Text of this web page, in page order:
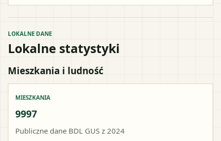
LOKALNE DANE
Lokalne statystyki
Mieszkania i ludność
MIESZKANIA
9997
Publiczne dane BDL GUS z 2024